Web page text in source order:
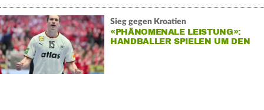
Sieg gegen Kroatien
«PHÄNOMENALE LEISTUNG»:
HANDBALLER SPIELEN UM DEN